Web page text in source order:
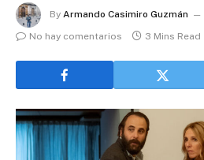
By Armando Casimiro Guzmán
No hay comentarios
3 Mins Read